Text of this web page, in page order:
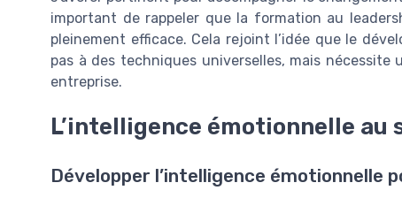
important de rappeler que la formation au
pleinement efficace. Cela rejoint l’idée que le
pas à des techniques universelles, mais
entreprise.
L’intelligence émotionnelle
Développer l’intelligence émotionnelle